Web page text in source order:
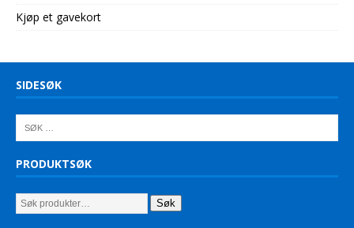
Kjøp et gavekort
SIDESØK
PRODUKTSØK
Søk